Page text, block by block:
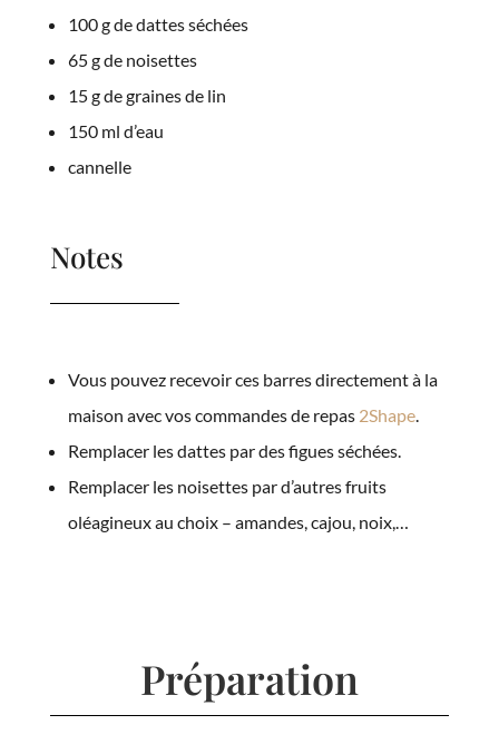
100 g de dattes séchées
65 g de noisettes
15 g de graines de lin
150 ml d’eau
cannelle
Notes
Vous pouvez recevoir ces barres directement à la
maison avec vos commandes de repas 2Shape.
Remplacer les dattes par des figues séchées.
Remplacer les noisettes par d’autres fruits
oléagineux au choix – amandes, cajou, noix,…
Préparation